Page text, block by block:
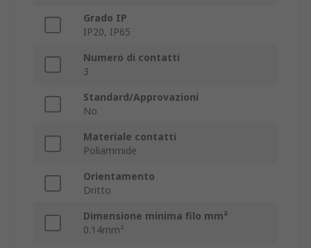
Grado IP
IP20, IP65
Numero di contatti
3
Standard/Approvazioni
No
Materiale contatti
Poliammide
Orientamento
Dritto
Dimensione minima filo mm²
0.14mm²